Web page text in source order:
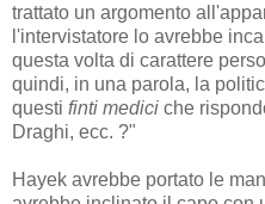
trattato un argomento
l'intervistatore lo avrebbe
questa volta di carattere
quindi, in una parola, la
questi finti medici che
Draghi, ecc. ?"
Hayek avrebbe portato le